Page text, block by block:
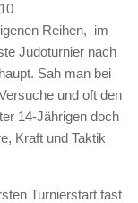
Reihen, im
Judoturnier nach
Sah man bei
und oft den
14-Jährigen doch
Kraft und Taktik
Turnierstart fast